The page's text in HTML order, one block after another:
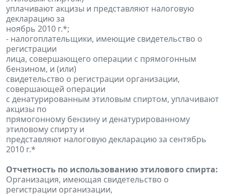
уплачивают акцизы и представляют налоговую
декларацию за
ноябрь 2010 г.*;
- налогоплательщики, имеющие свидетельство о
регистрации
лица, совершающего операции с прямогонным
бензином, и (или)
свидетельство о регистрации организации,
совершающей операции
с денатурированным этиловым спиртом, уплачивают
акцизы по
прямогонному бензину и денатурированному
этиловому спирту и
представляют налоговую декларацию за сентябрь
2010 г.*
Отчетность по использованию этилового спирта:
Организация, имеющая свидетельство о
регистрации организации,